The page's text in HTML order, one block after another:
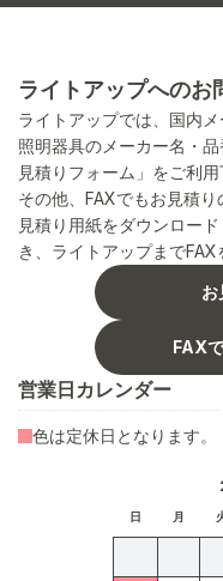
ライトアップへのお
ライトアップでは、国内
照明器具のメーカー名・
見積りフォーム」をご利用
その他、FAXでもお見積
見積り用紙をダウンロー
き、ライトアップまでFAX
お
FAX
営業日カレンダー
日 月
色は定休日となります。